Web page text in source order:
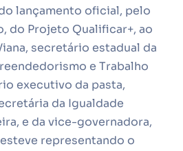
lançamento oficial, pelo
do Projeto Qualificar+, ao
secretário estadual da
e Trabalho
executivo da pasta,
da Igualdade
e da vice-governadora,
representando o